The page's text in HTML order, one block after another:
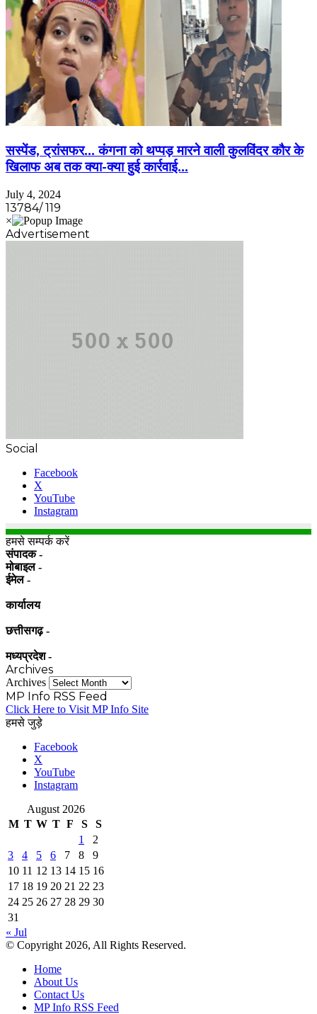
सस्पेंड, ट्रांसफर… कंगना को थप्पड़ मारने वाली कुलविंदर कौर के
खिलाफ अब तक क्या-क्या हुई कार्रवाई…
July 4, 2024
13784/ 119
Advertisement
Social
Facebook
X
YouTube
Instagram
हमसे सम्पर्क करें
संपादक -
मोबाइल -
ईमेल -
कार्यालय
छत्तीसगढ़ -
मध्यप्रदेश -
Archives
Archives
MP Info RSS Feed
Click Here to Visit MP Info Site
हमसे जुड़े
Facebook
X
YouTube
Instagram
August 2026
M T W T F S
S
1
2
3
4 5 6 7 8
9
10 11 12 13 14 15 16
17 18 19 20 21 22 23
24 25 26 27 28 29 30
31
« Jul
© Copyright 2026, All Rights Reserved.
Home
About Us
Contact Us
MP Info RSS Feed